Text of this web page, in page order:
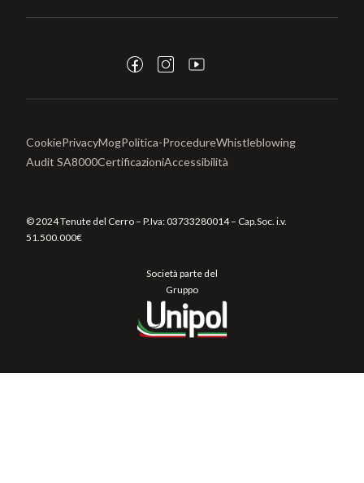
CookiePrivacyMogPolitica-ProcedureWhistleblowing
Audit SA8000CertificazioniAccessibilità
Società parte del
Gruppo
© 2024 Tenute del Cerro – P.Iva:03733280014– Cap.Soc. i.v.
51.500.000€